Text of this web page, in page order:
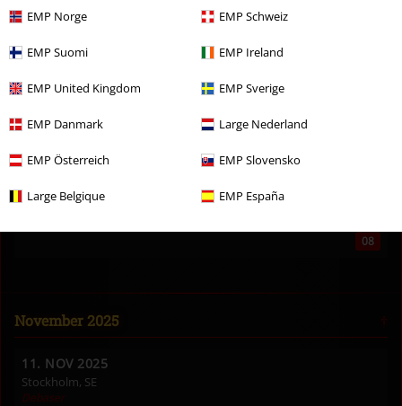
EMP Norge EMP Schweiz
EMP Suomi EMP Ireland
EMP United Kingdom EMP Sverige
EMP Danmark Large Nederland
EMP Österreich EMP Slovensko
Large Belgique EMP España
05. NOV 2025
Vulkan
07. NOV 2025
Jyväskylä, FI
Lutakko
08. NOV 2025
Tampere, FI
08
November 2025
11. NOV 2025
Stockholm, SE
Debaser